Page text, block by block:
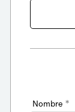
Nombre *